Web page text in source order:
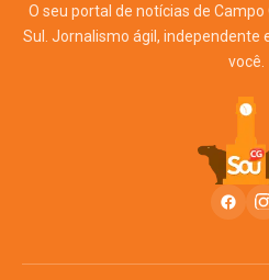
O seu portal de notícias de
Sul. Jornalismo ágil, independente
você.